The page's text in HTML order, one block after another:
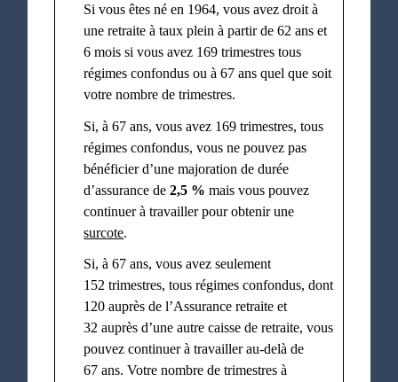
Si vous êtes né en 1964, vous avez droit à
une retraite à taux plein à partir de 62 ans et
6 mois si vous avez 169 trimestres tous
régimes confondus ou à 67 ans quel que soit
votre nombre de trimestres.
Si, à 67 ans, vous avez 169 trimestres, tous
régimes confondus, vous ne pouvez pas
bénéficier d’une majoration de durée
d’assurance de2,5 % mais vous pouvez
continuer à travailler pour obtenir une
surcote.
Si, à 67 ans, vous avez seulement
152 trimestres, tous régimes confondus, dont
120 auprès de l’Assurance retraite et
32 auprès d’une autre caisse de retraite, vous
pouvez continuer à travailler au-delà de
67 ans. Votre nombre de trimestres à